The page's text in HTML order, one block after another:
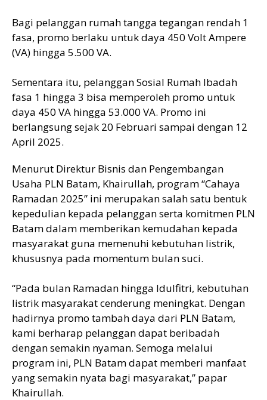
Bagi pelanggan rumah tangga tegangan rendah 1
fasa, promo berlaku untuk daya 450 Volt Ampere
(VA) hingga 5.500 VA.
Sementara itu, pelanggan Sosial Rumah Ibadah
fasa 1 hingga 3 bisa memperoleh promo untuk
daya 450 VA hingga 53.000 VA. Promo ini
berlangsung sejak 20 Februari sampai dengan 12
April 2025.
Menurut Direktur Bisnis dan Pengembangan
Usaha PLN Batam, Khairullah, program “Cahaya
Ramadan 2025” ini merupakan salah satu bentuk
kepedulian kepada pelanggan serta komitmen PLN
Batam dalam memberikan kemudahan kepada
masyarakat guna memenuhi kebutuhan listrik,
khususnya pada momentum bulan suci.
“Pada bulan Ramadan hingga Idulfitri, kebutuhan
listrik masyarakat cenderung meningkat. Dengan
hadirnya promo tambah daya dari PLN Batam,
kami berharap pelanggan dapat beribadah
dengan semakin nyaman. Semoga melalui
program ini, PLN Batam dapat memberi manfaat
yang semakin nyata bagi masyarakat,” papar
Khairullah.